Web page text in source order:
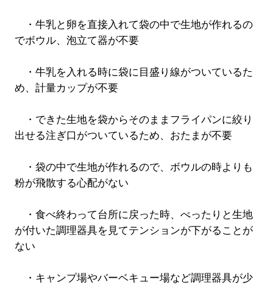
・牛乳と卵を直接入れて袋の中で生地が作れるの
でボウル、泡立て器が不要
・牛乳を入れる時に袋に目盛り線がついているた
め、計量カップが不要
・できた生地を袋からそのままフライパンに絞り
出せる注ぎ口がついているため、おたまが不要
・袋の中で生地が作れるので、ボウルの時よりも
粉が飛散する心配がない
・食べ終わって台所に戻った時、べったりと生地
が付いた調理器具を見てテンションが下がることが
ない
・キャンプ場やバーベキュー場など調理器具が少